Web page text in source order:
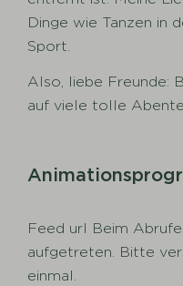
Dinge wie Tanzen in
Sport.
Also, liebe Freunde:
auf viele tolle
Feed url Beim
aufgetreten. Bitte
einmal.